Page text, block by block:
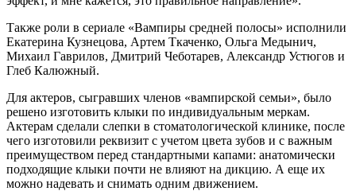
Также роли в сериале «Вампиры средней полосы» исполнили
Екатерина Кузнецова, Артем Ткаченко, Ольга Медынич,
Михаил Гаврилов, Дмитрий Чеботарев, Александр Устюгов и
Глеб Калюжный.
Для актеров, сыгравших членов «вампирской семьи», было
решено изготовить клыки по индивидуальным меркам.
Актерам сделали слепки в стоматологической клинике, после
чего изготовили реквизит с учетом цвета зубов и с важным
преимуществом перед стандартными капами: анатомически
подходящие клыки почти не влияют на дикцию. А еще их
можно надевать и снимать одним движением.